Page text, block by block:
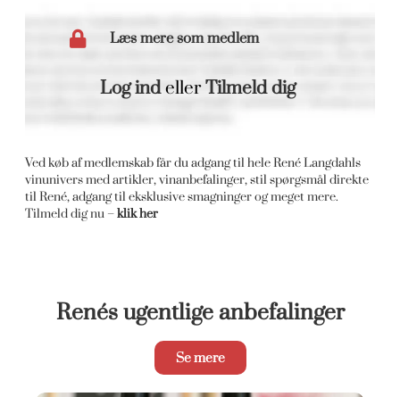
Læs mere som medlem
Log indellerTilmeld dig
Ved køb af medlemskab får du adgang til hele René Langdahls
vinunivers med artikler, vinanbefalinger, stil spørgsmål direkte
til René, adgang til eksklusive smagninger og meget mere.
Tilmeld dig nu –klik her
Renés ugentlige anbefalinger
Se mere